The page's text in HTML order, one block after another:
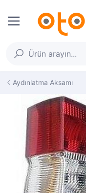
Aydınlatma Aksamı